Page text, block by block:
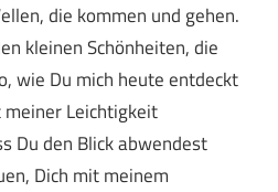
die kommen und gehen.
kleinen Schönheiten, die
wie Du mich heute entdeckt
Leichtigkeit
Du den Blick abwendest
Dich mit meinem